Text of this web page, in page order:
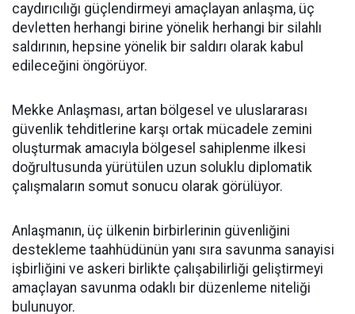
caydırıcılığı güçlendirmeyi amaçlayan anlaşma, üç
devletten herhangi birine yönelik herhangi bir silahlı
saldırının, hepsine yönelik bir saldırı olarak kabul
edileceğini öngörüyor.
Mekke Anlaşması, artan bölgesel ve uluslararası
güvenlik tehditlerine karşı ortak mücadele zemini
oluşturmak amacıyla bölgesel sahiplenme ilkesi
doğrultusunda yürütülen uzun soluklu diplomatik
çalışmaların somut sonucu olarak görülüyor.
Anlaşmanın, üç ülkenin birbirlerinin güvenliğini
destekleme taahhüdünün yanı sıra savunma sanayisi
işbirliğini ve askeri birlikte çalışabilirliği geliştirmeyi
amaçlayan savunma odaklı bir düzenleme niteliği
bulunuyor.